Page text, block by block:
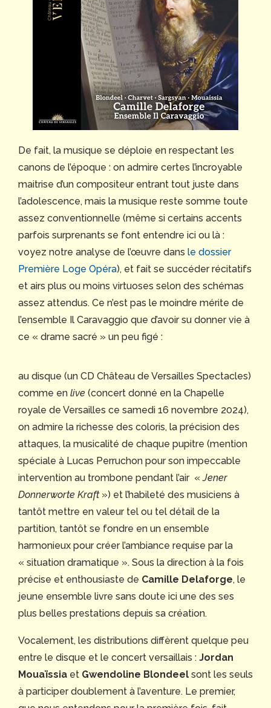
De fait, la musique se déploie en respectant les
canons de l’époque : on admire certes l’incroyable
maitrise d’un compositeur entrant tout juste dans
l’adolescence, mais la musique reste somme toute
assez conventionnelle (même si certains accents
parfois surprenants se font entendre ici ou là :
voyez notre analyse de l’œuvre dans le dossier
Première Loge Opéra), et fait se succéder récitatifs
et airs plus ou moins virtuoses selon des schémas
assez attendus. Ce n’est pas le moindre mérite de
l’ensemble Il Caravaggio que d’avoir su donner vie à
ce « drame sacré » un peu figé :
au disque (un CD Château de Versailles Spectacles)
comme en live (concert donné en la Chapelle
royale de Versailles ce samedi 16 novembre 2024),
on admire la richesse des coloris, la précision des
attaques, la musicalité de chaque pupitre (mention
spéciale à Lucas Perruchon pour son impeccable
intervention au trombone pendant l’air «Jener
Donnerworte Kraft») et l’habileté des musiciens à
tantôt mettre en valeur tel ou tel détail de la
partition, tantôt se fondre en un ensemble
harmonieux pour créer l’ambiance requise par la
« situation dramatique ». Sous la direction à la fois
précise et enthousiaste de Camille Delaforge, le
jeune ensemble livre sans doute ici une des ses
plus belles prestations depuis sa création.
Vocalement, les distributions diffèrent quelque peu
entre le disque et le concert versaillais : Jordan
Mouaïssia et Gwendoline Blondeel sont les seuls
à participer doublement à l’aventure. Le premier,